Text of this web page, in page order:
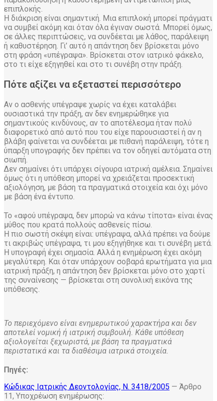
επιπλοκής.
Η διάκριση είναι σημαντική. Μια επιπλοκή μπορεί πράγματι
να συμβεί ακόμη και όταν όλα έγιναν σωστά. Μπορεί όμως,
σε άλλες περιπτώσεις, να συνδέεται με λάθος, παράλειψη
ή καθυστέρηση. Γι’ αυτό η απάντηση δεν βρίσκεται μόνο
στη φράση «υπέγραψα». Βρίσκεται στον ιατρικό φάκελο,
στο τι είχε εξηγηθεί και στο τι συνέβη στην πράξη.
Πότε αξίζει να εξεταστεί περισσότερο
Αν ο ασθενής υπέγραψε χωρίς να έχει καταλάβει
ουσιαστικά την πράξη, αν δεν ενημερώθηκε για
σημαντικούς κινδύνους, αν το αποτέλεσμα ήταν πολύ
διαφορετικό από αυτό που του είχε παρουσιαστεί ή αν η
βλάβη φαίνεται να συνδέεται με πιθανή παράλειψη, τότε η
ύπαρξη υπογραφής δεν πρέπει να τον οδηγεί αυτόματα στη
σιωπή.
Δεν σημαίνει ότι υπάρχει σίγουρα ιατρική αμέλεια. Σημαίνει
όμως ότι η υπόθεση μπορεί να χρειάζεται προσεκτική
αξιολόγηση, με βάση τα πραγματικά στοιχεία και όχι μόνο
με βάση ένα έντυπο.
Το «αφού υπέγραψα, δεν μπορώ να κάνω τίποτα» είναι ένας
μύθος που κρατά πολλούς ασθενείς πίσω.
Η πιο σωστή σκέψη είναι: υπέγραψα, αλλά πρέπει να δούμε
τι ακριβώς υπέγραψα, τι μου εξηγήθηκε και τι συνέβη μετά.
Η υπογραφή έχει σημασία. Αλλά η ενημέρωση έχει ακόμη
μεγαλύτερη. Και όταν υπάρχουν σοβαρά ερωτήματα για μια
ιατρική πράξη, η απάντηση δεν βρίσκεται μόνο στο χαρτί
της συναίνεσης — βρίσκεται στη συνολική εικόνα της
υπόθεσης.
Το περιεχόμενο είναι ενημερωτικού χαρακτήρα και δεν
αποτελεί νομική ή ιατρική συμβουλή. Κάθε υπόθεση
αξιολογείται ξεχωριστά, με βάση τα πραγματικά
περιστατικά και τα διαθέσιμα ιατρικά στοιχεία.
Πηγές:
Κώδικας Ιατρικής Δεοντολογίας, Ν. 3418/2005 — Άρθρο
11, Υποχρέωση ενημέρωσης: